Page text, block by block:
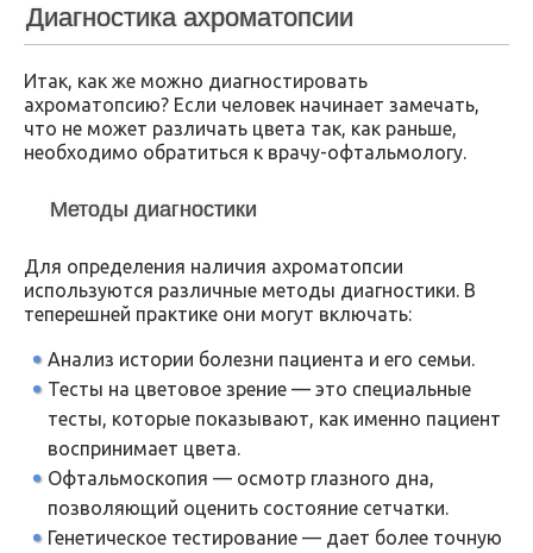
Диагностика ахроматопсии
Итак, как же можно диагностировать
ахроматопсию? Если человек начинает замечать,
что не может различать цвета так, как раньше,
необходимо обратиться к врачу-офтальмологу.
Методы диагностики
Для определения наличия ахроматопсии
используются различные методы диагностики. В
теперешней практике они могут включать:
Анализ истории болезни пациента и его семьи.
Тесты на цветовое зрение — это специальные
тесты, которые показывают, как именно пациент
воспринимает цвета.
Офтальмоскопия — осмотр глазного дна,
позволяющий оценить состояние сетчатки.
Генетическое тестирование — дает более точную